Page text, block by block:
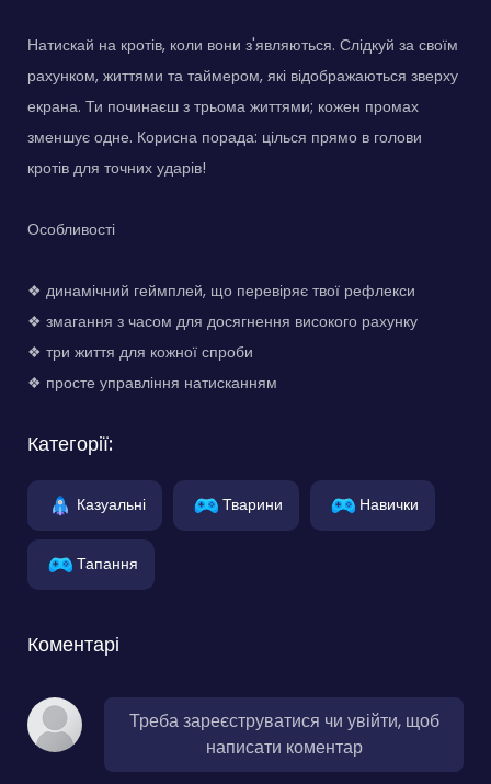
Натискай на кротів, коли вони з'являються. Слідкуй за своїм
рахунком, життями та таймером, які відображаються зверху
екрана. Ти починаєш з трьома життями; кожен промах
зменшує одне. Корисна порада: цілься прямо в голови
кротів для точних ударів!
Особливості
❖ динамічний геймплей, що перевіряє твої рефлекси
❖ змагання з часом для досягнення високого рахунку
❖ три життя для кожної спроби
❖ просте управління натисканням
Категорії:
Казуальні Тварини Навички
Тапання
Коментарі
Треба зареєструватися чи увійти, щоб
написати коментар